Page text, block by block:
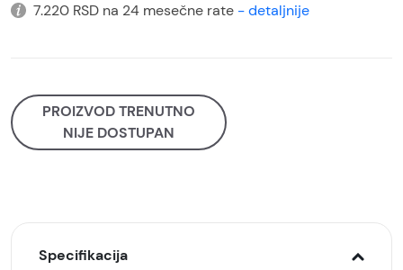
7.220 RSD na 24 mesečne rate - detaljnije
PROIZVOD TRENUTNO
NIJE DOSTUPAN
Specifikacija